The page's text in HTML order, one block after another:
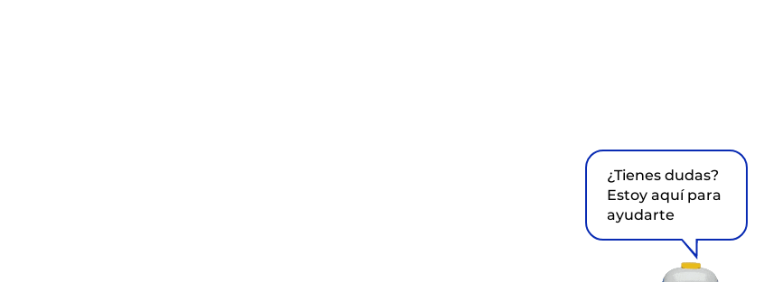
¿Tienes dudas?
Estoy aquí para
ayudarte